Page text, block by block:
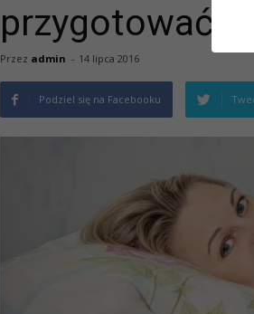
przygotować?
Przez admin - 14 lipca 2016
Podziel się na Facebooku